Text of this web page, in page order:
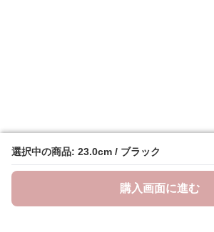
選択中の商品: 23.0cm / ブラック
購入画面に進む
選択中の商品: 23.0cm / ブラック
購入画面に進む